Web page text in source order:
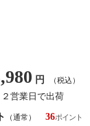
円 （税込）
２営業日で出荷
（通常）
36